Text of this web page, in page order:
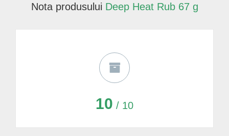
Nota produsului Deep Heat Rub 67 g
10 / 10